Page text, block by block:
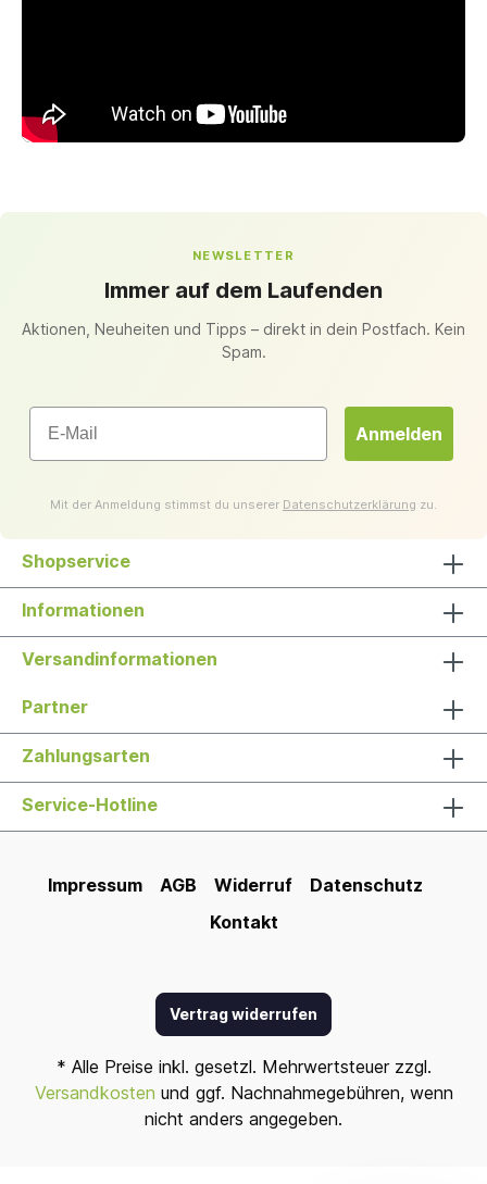
NEWSLETTER
Immer auf dem Laufenden
Aktionen, Neuheiten und Tipps – direkt in dein Postfach. Kein
Spam.
Email
Anmelden
Mit der Anmeldung stimmst du unserer Datenschutzerklärung zu.
Shopservice
Informationen
Versandinformationen
Partner
Zahlungsarten
Service-Hotline
Impressum AGB Widerruf
Datenschutz
Kontakt
Vertrag widerrufen
* Alle Preise inkl. gesetzl. Mehrwertsteuer zzgl.
Versandkosten und ggf. Nachnahmegebühren, wenn
nicht anders angegeben.